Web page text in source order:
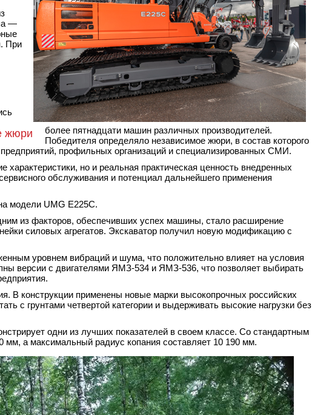
—
При
жюри
более пятнадцати машин различных производителей.
Победителя определяло независимое жюри, в состав которого
профильных организаций и специализированных СМИ.
характеристики, но и реальная практическая ценность внедренных
обслуживания и потенциал дальнейшего применения
модели UMG E225C.
из факторов, обеспечивших успех машины, стало расширение
силовых агрегатов. Экскаватор получил новую модификацию с
уровнем вибраций и шума, что положительно влияет на условия
версии с двигателями ЯМЗ-534 и ЯМЗ-536, что позволяет выбирать
В конструкции применены новые марки высокопрочных российских
с грунтами четвертой категории и выдерживать высокие нагрузки без
одни из лучших показателей в своем классе. Со стандартным
мм, а максимальный радиус копания составляет 10 190 мм.